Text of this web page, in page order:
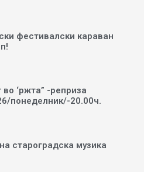
фестивалски караван
во ‘ржта” -реприза
понеделник/-20.00ч.
староградска музика